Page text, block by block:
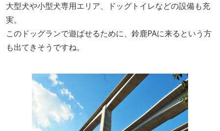
大型犬や小型犬専用エリア、ドッグトイレなどの設備も充
実。
このドッグランで遊ばせるために、鈴鹿PAに来るという方
も出てきそうですね。